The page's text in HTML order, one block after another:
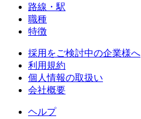
路線・駅
職種
特徴
採用をご検討中の企業様へ
利用規約
個人情報の取扱い
会社概要
ヘルプ